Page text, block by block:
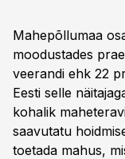
Mahepõllumaa
moodustades
veerandi ehk 22
Eesti selle
kohalik
saavutatu
toetada mahus,